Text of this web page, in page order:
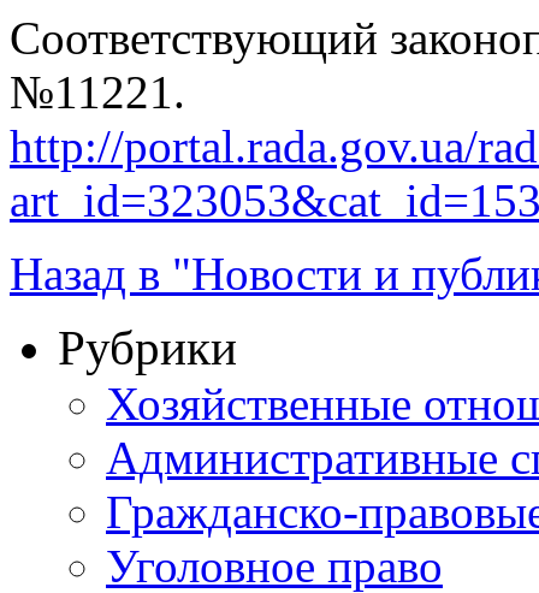
Соответствующий
№11221.
http://portal.rada.gov.ua/
Назад в "Новости и
Рубрики
Хозяйственные
Административные
Гражданско-
Уголовное право